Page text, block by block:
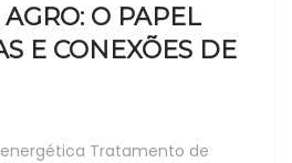
O PAPEL
E CONEXÕES DE
Tratamento de